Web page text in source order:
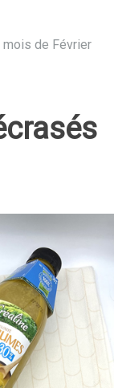
mois de Février